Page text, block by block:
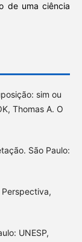
de uma ciência
sim ou
Thomas A. O
São Paulo:
Perspectiva,
UNESP,